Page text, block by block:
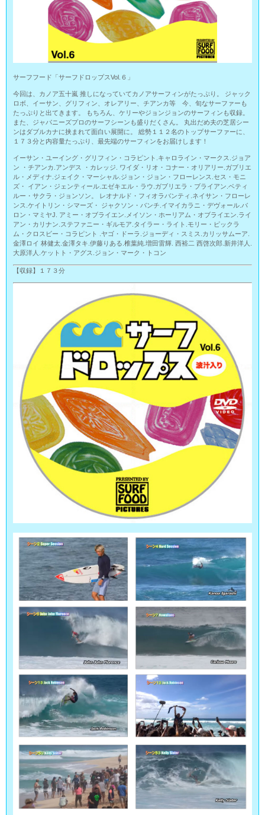
サーフフード「サーフドロップスVol.６」
今回は、カノア五十嵐 推しになっていてカノアサーフィンがたっぷり。 ジャック
ロボ、イーサン、グリフィン、オレアリー、チアンカ等 今、旬なサーファーも
たっぷりと出てきます。 もちろん、ケリーやジョンジョンのサーフィンも収録。
また、ジャパニーズプロのサーフシーンも盛りだくさん。 丸出だめ夫の芝居シー
ンはダブルカナに挟まれて面白い展開に。 総勢１１２名のトップサーファーに、
１７３分と内容量たっぷり、最先端のサーフィンをお届けします！
イーサン・ユーイング・グリフィン・コラピント.キャロライン・マークス.ジョア
ン ・チアンカ.アンデス ・カレッジ. ワイダ・リオ・コナー・オリアリー.ガブリエ
ル・メディナ.ジェイク・マーシャル.ジョン・ジョン・フローレンス.セス・モニ
ズ・ イアン・ジェンティール.エゼキエル・ラウ.ガブリエラ・ブライアン.ベティ
ルー・サクラ・ジョンソン。 レオナルド・フィオラバンティ.ネイサン・フローレ
ンス.ケイトリン・シマーズ・ ジャクソン・バンチ.イマイカラニ・デヴォール.バ
ロン・マミヤJ. アミー・オブライエン.メイソン・ホーリアム・オブライエン.ライ
アン・カリナン.ステファニー・ギルモア.タイラー・ライト.モリー・ピックラ
ム・クロスビー・コラピント .ヤゴ・ドーラ.ジョーディ・スミス.カリッサムーア.
金澤ロイ 林健太.金澤タキ.伊藤りある.椎葉純.増田雷輝. 西裕二 西啓次郎.新井洋人.
大原洋人.ケットト・アグス.ジョン・マーク・トコン
【収録】１７３分